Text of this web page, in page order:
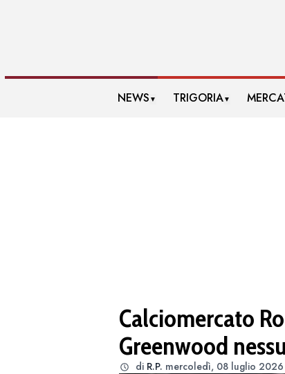
NEWS ▼ TRIGORIA▼
Calciomercato
Greenwood
di R.P. mercoledì, 08 luglio